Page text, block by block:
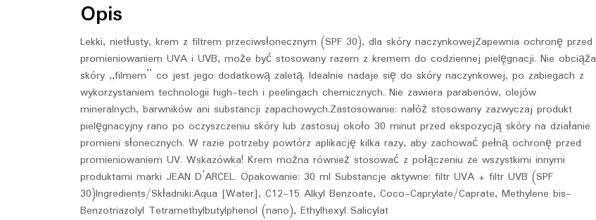
Opis
Lekki, nietłusty, krem z filtrem przeciwsłonecznym (SPF 30), dla skóry naczynkowejZapewnia ochronę przed
promieniowaniem UVA i UVB, może być stosowany razem z kremem do codziennej pielęgnacji. Nie obciąża
skóry „filmem” co jest jego dodatkową zaletą. Idealnie nadaje się do skóry naczynkowej, po zabiegach z
wykorzystaniem technologii high-tech i peelingach chemicznych. Nie zawiera parabenów, olejów
mineralnych, barwników ani substancji zapachowych.Zastosowanie: nałóż stosowany zazwyczaj produkt
pielęgnacyjny rano po oczyszczeniu skóry lub zastosuj około 30 minut przed ekspozycją skóry na działanie
promieni słonecznych. W razie potrzeby powtórz aplikację kilka razy, aby zachować pełną ochronę przed
promieniowaniem UV. Wskazówka! Krem można również stosować z połączeniu ze wszystkimi innymi
produktami marki JEAN D’ARCEL. Opakowanie: 30 ml Substancje aktywne: filtr UVA + filtr UVB (SPF
30)Ingredients/Składniki:Aqua [Water], C12-15 Alkyl Benzoate, Coco-Caprylate/Caprate, Methylene bis-
Benzotriazolyl Tetramethylbutylphenol (nano), Ethylhexyl Salicylat